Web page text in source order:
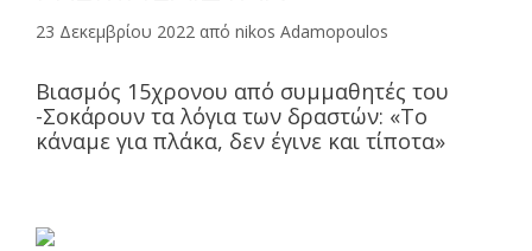
23 Δεκεμβρίου 2022 από nikos Adamopoulos
Βιασμός 15χρονου από συμμαθητές του
-Σοκάρουν τα λόγια των δραστών: «Το
κάναμε για πλάκα, δεν έγινε και τίποτα»